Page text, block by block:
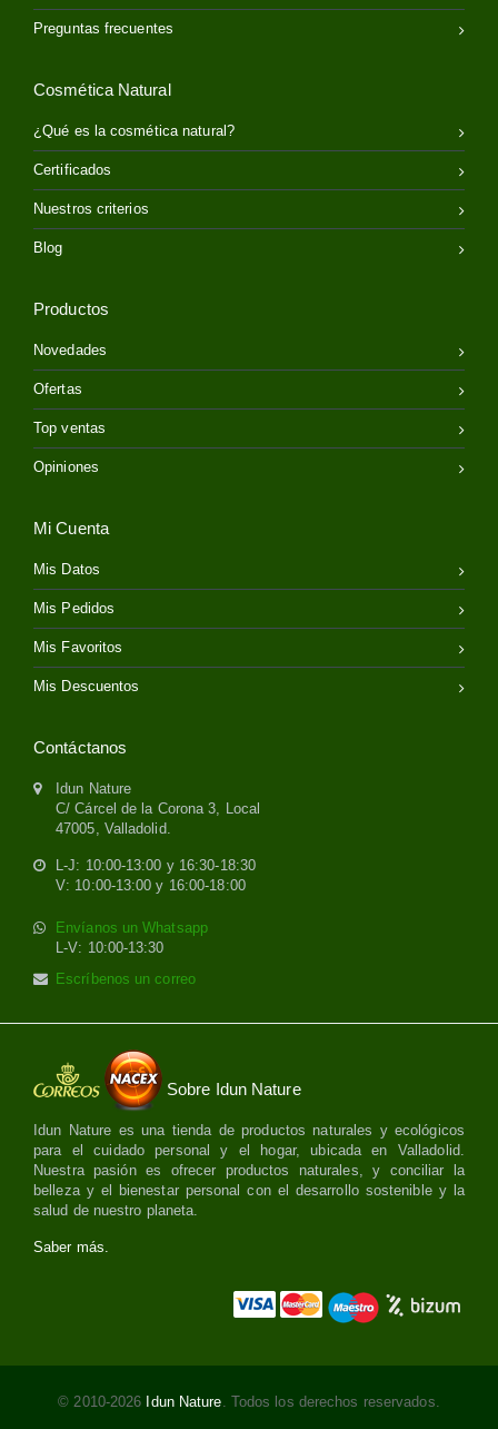
Preguntas frecuentes
Cosmética Natural
¿Qué es la cosmética natural?
Certificados
Nuestros criterios
Blog
Productos
Novedades
Ofertas
Top ventas
Opiniones
Mi Cuenta
Mis Datos
Mis Pedidos
Mis Favoritos
Mis Descuentos
Contáctanos
Idun Nature
C/ Cárcel de la Corona 3, Local
47005, Valladolid.
L-J: 10:00-13:00 y 16:30-18:30
V: 10:00-13:00 y 16:00-18:00
Envíanos un Whatsapp
L-V: 10:00-13:30
Escríbenos un correo
Sobre Idun Nature
Idun Nature es una tienda de productos naturales y ecológicos
para el cuidado personal y el hogar, ubicada en Valladolid.
Nuestra pasión es ofrecer productos naturales, y conciliar la
belleza y el bienestar personal con el desarrollo sostenible y la
salud de nuestro planeta.
Saber más.
© 2010-2026 Idun Nature. Todos los derechos reservados.